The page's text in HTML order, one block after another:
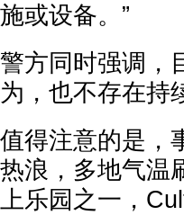
施或设备。”
警方同时强调，
为，也不存在持
值得注意的是，
热浪，多地气温
上乐园之一，